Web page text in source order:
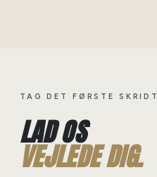
TAG DET FØRSTE SKRIDT
LAD OS
VEJLEDE DIG.